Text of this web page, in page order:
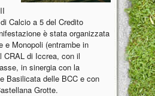
Calcio a 5 del Credito
è stata organizzata
e Monopoli (entrambe in
CRAL di Iccrea, con il
in sinergia con la
Basilicata delle BCC e con
Grotte.